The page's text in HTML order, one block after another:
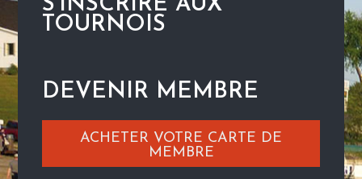
S’INSCRIRE AUX
TOURNOIS
DEVENIR MEMBRE
ACHETER VOTRE CARTE DE
MEMBRE